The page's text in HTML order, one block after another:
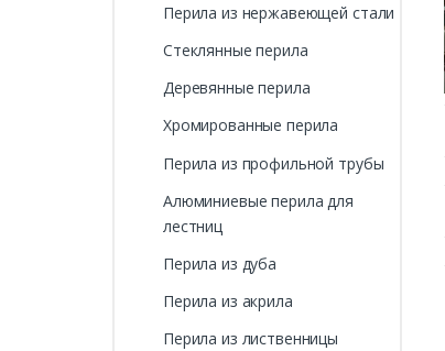
Перила из нержавеющей стали
Стеклянные перила
Деревянные перила
Хромированные перила
Перила из профильной трубы
Алюминиевые перила для
лестниц
Перила из дуба
Перила из акрила
Перила из лиственницы